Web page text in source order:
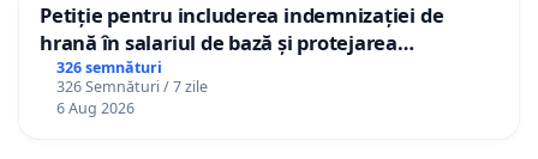
Petiție pentru includerea indemnizației de
hrană în salariul de bază și protejarea
gradațiilor de vechime pentru asistenții
personali
326 semnături
326 Semnături / 7 zile
6 Aug 2026